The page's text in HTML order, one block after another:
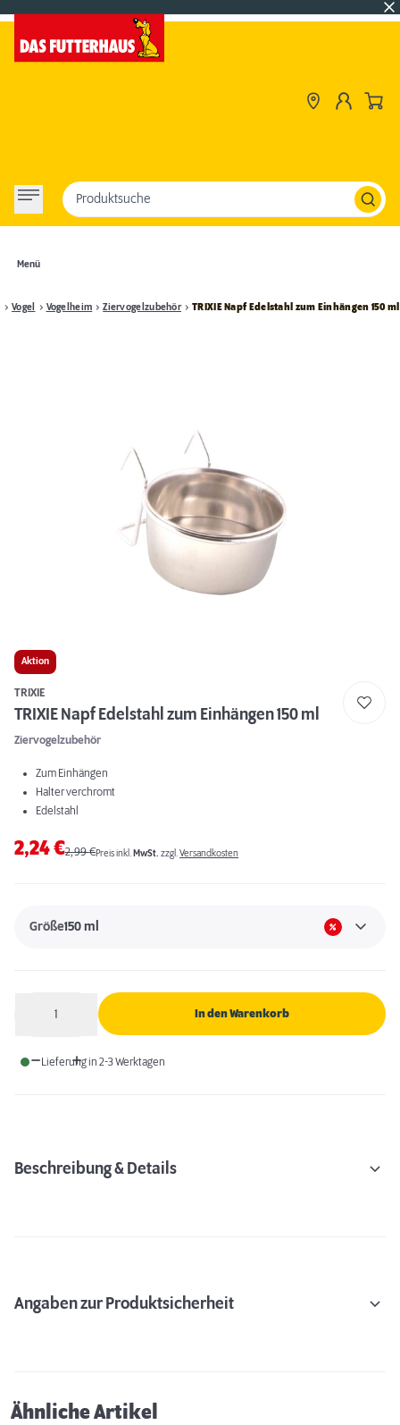
Menü
Produktsuche
Vogel Vogelheim Ziervogelzubehör TRIXIE Napf Edelstahl zum Einhängen 150 ml
Aktion
TRIXIE
TRIXIE Napf Edelstahl zum Einhängen 150 ml
Ziervogelzubehör
Zum Einhängen
Halter verchromt
Edelstahl
2,24€2,99€Preis inkl. MwSt. zzgl.Versandkosten
Größe150 ml
1 In den Warenkorb
Lieferung in 2-3 Werktagen
Beschreibung & Details
Angaben zur Produktsicherheit
Ähnliche Artikel